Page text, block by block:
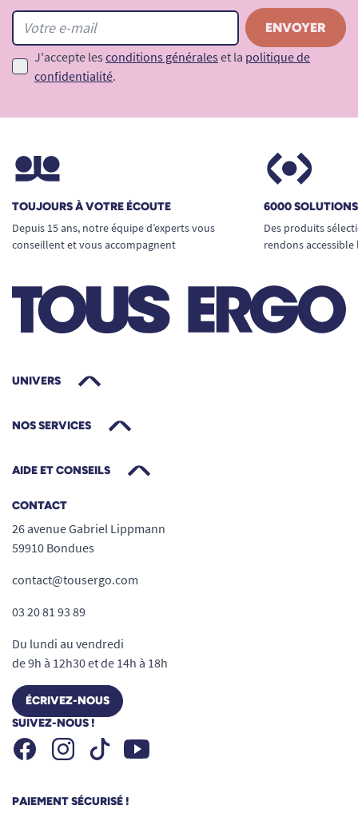
J'accepte les conditions générales et la politique de
confidentialité.
TOUJOURS À VOTRE ÉCOUTE
Depuis 15 ans, notre équipe d’experts vous
conseillent et vous accompagnent
6000
Des produits
rendons
UNIVERS
NOS SERVICES
AIDE ET CONSEILS
CONTACT
26 avenue Gabriel Lippmann
59910 Bondues
contact@tousergo.com
03 20 81 93 89
Du lundi au vendredi
de 9h à 12h30 et de 14h à 18h
ÉCRIVEZ-NOUS
SUIVEZ-NOUS !
FacebookInstagramTiktok Youtube
PAIEMENT SÉCURISÉ !